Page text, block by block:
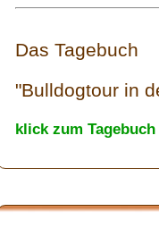
Das Tagebuch
"Bulldogtour in
klick zum Tagebuch